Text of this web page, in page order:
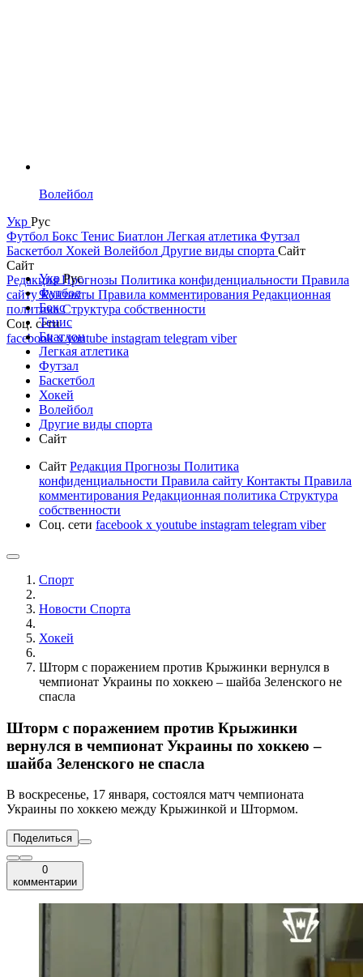
Волейбол
Укр Рус
Футбол Бокс Тенис Биатлон Легкая атлетика Футзал
Баскетбол Хокей Волейбол Другие виды спорта Сайт
Сайт
РедакцияПрогнозы Политика конфиденциальности Правила
сайтуКонтакты Правила комментирования Редакционная
политикаСтруктура собственности
Соц. сети
facebookxyoutube instagram telegram viber
УкрРус
Футбол
Бокс
Тенис
Биатлон
Легкая атлетика
Футзал
Баскетбол
Хокей
Волейбол
Другие виды спорта
Сайт
Сайт Редакция Прогнозы Политика
конфиденциальности Правила сайту Контакты Правила
комментирования Редакционная политика Структура
собственности
Соц. сети facebook x youtube instagram telegram viber
Спорт
Новости Cпорта
Хокей
Шторм с поражением против Крыжинки вернулся в
чемпионат Украины по хоккею – шайба Зеленского не
спасла
Шторм с поражением против Крыжинки
вернулся в чемпионат Украины по хоккею –
шайба Зеленского не спасла
В воскресенье, 17 января, состоялся матч чемпионата
Украины по хоккею между Крыжинкой и Штормом.
Поделиться
0
комментарии